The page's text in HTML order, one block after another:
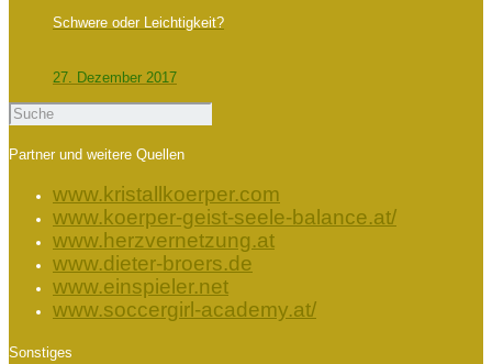
Schwere oder Leichtigkeit?
27. Dezember 2017
Partner und weitere Quellen
www.kristallkoerper.com
www.koerper-geist-seele-balance.at/
www.herzvernetzung.at
www.dieter-broers.de
www.einspieler.net
www.soccergirl-academy.at/
Sonstiges